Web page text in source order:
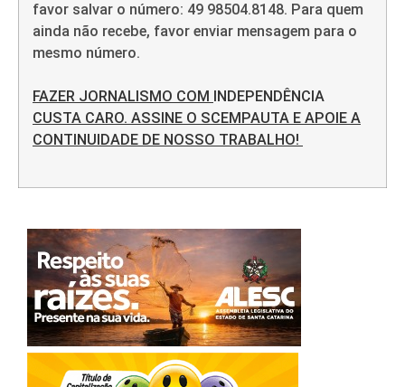
favor salvar o número: 49 98504.8148. Para quem
ainda não recebe, favor enviar mensagem para o
mesmo número.
FAZER JORNALISMO COM
INDEPENDÊNCIA
CUSTA CARO. ASSINE O SCEMPAUTA E APOIE A
CONTINUIDADE DE NOSSO TRABALHO!